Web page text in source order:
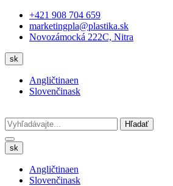
+421 908 704 659
marketingpla@plastika.sk
Novozámocká 222C, Nitra
sk
Angličtinaen
Slovenčinask
Hľadať
sk
Angličtinaen
Slovenčinask